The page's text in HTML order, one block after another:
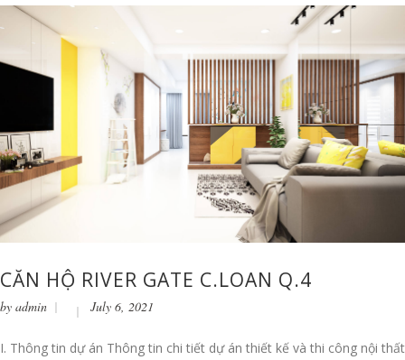
CĂN HỘ RIVER GATE C.LOAN Q.4
by admin July 6, 2021
I. Thông tin dự án Thông tin chi tiết dự án thiết kế và thi công nội thất